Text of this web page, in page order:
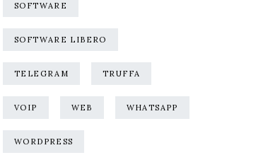
SOFTWARE
SOFTWARE LIBERO
TELEGRAM TRUFFA
VOIP WEB WHATSAPP
WORDPRESS